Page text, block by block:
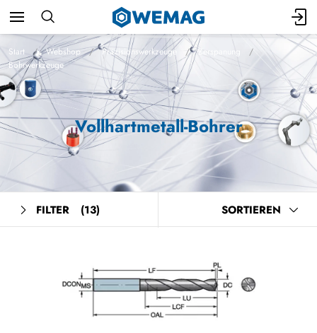
Start Webshop Präzisionswerkzeuge
Zerspanung
Bohrwerkzeuge
Vollhartmetall-Bohrer
FILTER (13) SORTIEREN